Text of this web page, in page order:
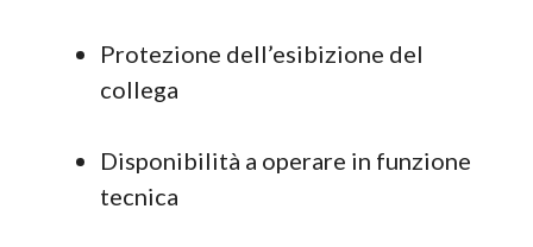
Protezione dell’esibizione del
collega
Disponibilità a operare in funzione
tecnica